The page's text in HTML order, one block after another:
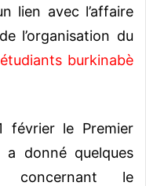
lien avec l’affaire
l’organisation du
étudiants burkinabè
février le Premier
a donné quelques
concernant le